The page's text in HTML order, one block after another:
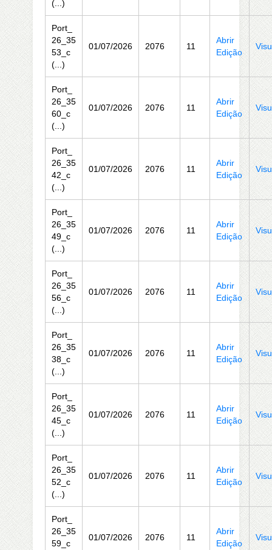
(...)
Port_
26_35
53_c
(...)
01/07/2026 2076 11
Abrir
Edição
Port_
26_35
60_c
(...)
01/07/2026 2076 11
Abrir
Edição
Port_
26_35
42_c
(...)
01/07/2026 2076 11
Abrir
Edição
Port_
26_35
49_c
(...)
01/07/2026 2076 11
Abrir
Edição
Port_
26_35
56_c
(...)
01/07/2026 2076 11
Abrir
Edição
Port_
26_35
38_c
(...)
01/07/2026 2076 11
Abrir
Edição
Port_
26_35
45_c
(...)
01/07/2026 2076 11
Abrir
Edição
Port_
26_35
52_c
(...)
01/07/2026 2076 11
Abrir
Edição
Port_
26_35
59_c
01/07/2026 2076 11
Abrir
Edição